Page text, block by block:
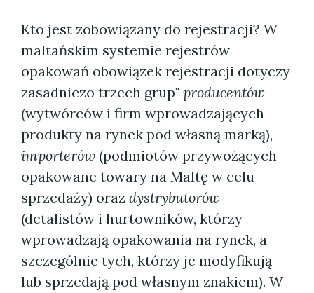
Kto jest zobowiązany do rejestracji? W
maltańskim systemie rejestrów
opakowań obowiązek rejestracji dotyczy
zasadniczo trzech grup" producentów
(wytwórców i firm wprowadzających
produkty na rynek pod własną marką),
importerów (podmiotów przywożących
opakowane towary na Maltę w celu
sprzedaży) oraz dystrybutorów
(detalistów i hurtowników, którzy
wprowadzają opakowania na rynek, a
szczególnie tych, którzy je modyfikują
lub sprzedają pod własnym znakiem). W